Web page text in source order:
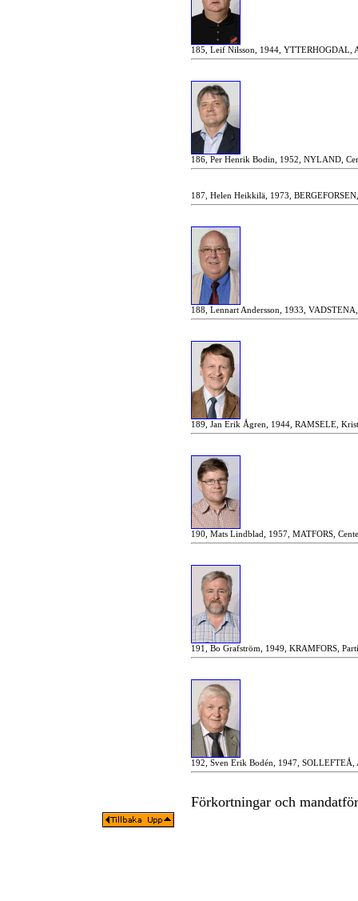
185, Leif Nilsson, 1944, YTTERHOGDAL,
186, Per Henrik Bodin, 1952, NYLAND,
187, Helen Heikkilä, 1973,
188, Lennart Andersson, 1933,
189, Jan Erik Ågren, 1944, RAMSELE,
190, Mats Lindblad, 1957, MATFORS,
191, Bo Grafström, 1949, KRAMFORS,
192, Sven Erik Bodén, 1947, SOLLEFTEÅ,
Förkortningar och